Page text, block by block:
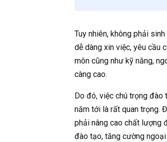
Tuy nhiên, không phải
dễ dàng xin việc, yêu cầu
môn cũng như kỹ năng,
càng cao.
Do đó, việc chú trọng đào
năm tới là rất quan trọng.
phải nâng cao chất lượng
đào tạo, tăng cường